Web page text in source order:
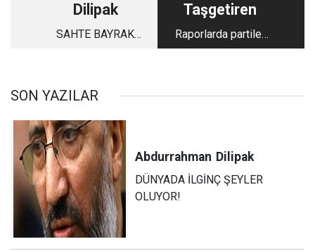
Dilipak
SAHTE BAYRAK
Taşgetiren
Raporlarda partiler
nasıl görünüyor?
SON YAZILAR
Abdurrahman Dilipak
DÜNYADA İLGİNÇ ŞEYLER
OLUYOR!